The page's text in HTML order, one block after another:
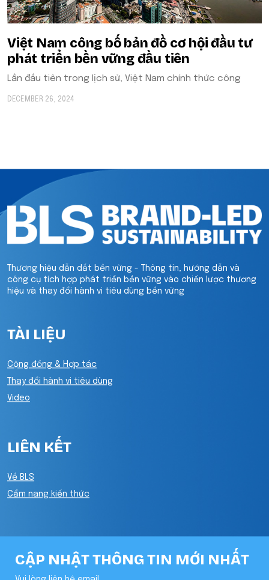
Việt Nam công bố bản đồ cơ hội đầu tư
phát triển bền vững đầu tiên
Lần đầu tiên trong lịch sử, Việt Nam chính thức công
DECEMBER 26, 2024
Thương hiệu dẫn dắt bền vững - Thông tin, hướng dẫn và
công cụ tích hợp phát triển bền vững vào chiến lược thương
hiệu và thay đổi hành vi tiêu dùng bền vững
TÀI LIỆU
Cộng đồng & Hợp tác
Thay đổi hành vi tiêu dùng
Video
LIÊN KẾT
Về BLS
Cẩm nang kiến thức
CẬP NHẬT THÔNG TIN MỚI NHẤT